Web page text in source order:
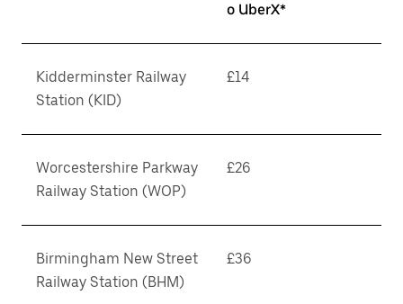
o UberX*
Kidderminster Railway
Station (KID)
£14
Worcestershire Parkway
Railway Station (WOP)
£26
Birmingham New Street
Railway Station (BHM)
£36